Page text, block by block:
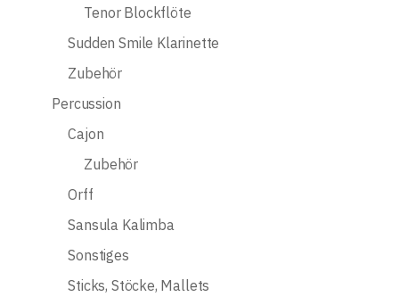
Tenor Blockflöte
Sudden Smile Klarinette
Zubehör
Percussion
Cajon
Zubehör
Orff
Sansula Kalimba
Sonstiges
Sticks, Stöcke, Mallets